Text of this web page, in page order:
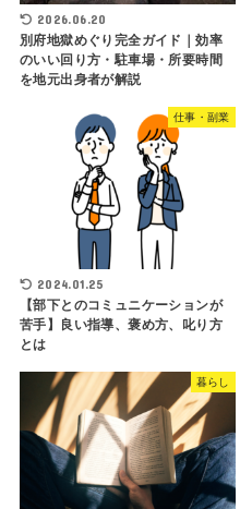
2026.06.20
別府地獄めぐり完全ガイド｜効率
のいい回り方・駐車場・所要時間
を地元出身者が解説
仕事・副業
2024.01.25
【部下とのコミュニケーションが
苦手】良い指導、褒め方、叱り方
とは
暮らし